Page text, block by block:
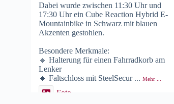
Dabei wurde zwischen 11:30 Uhr und
17:30 Uhr ein Cube Reaction Hybrid E-
Mountainbike in Schwarz mit blauen
Akzenten gestohlen.
Besondere Merkmale:
🔹 Halterung für einen Fahrradkorb am
Lenker
🔹 Faltschloss mit SteelSecur ...Mehr ...
Foto